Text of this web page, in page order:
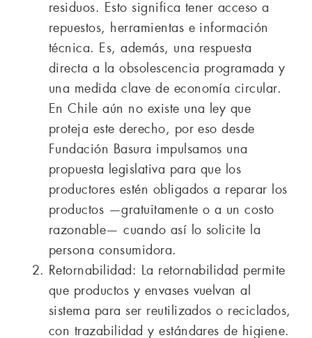
residuos. Esto significa tener acceso a
repuestos, herramientas e información
técnica. Es, además, una respuesta
directa a la obsolescencia programada y
una medida clave de economía circular.
En Chile aún no existe una ley que
proteja este derecho, por eso desde
Fundación Basura impulsamos una
propuesta legislativa para que los
productores estén obligados a reparar los
productos —gratuitamente o a un costo
razonable— cuando así lo solicite la
persona consumidora.
Retornabilidad: La retornabilidad permite
que productos y envases vuelvan al
sistema para ser reutilizados o reciclados,
con trazabilidad y estándares de higiene.